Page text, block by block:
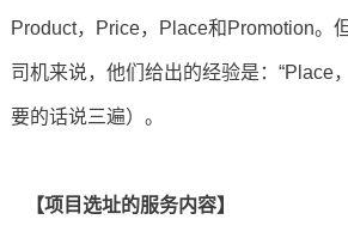
Product，Price，Place和Promotion。
司机来说，他们给出的经验是：“Place
要的话说三遍）。
【项目选址的服务内容】